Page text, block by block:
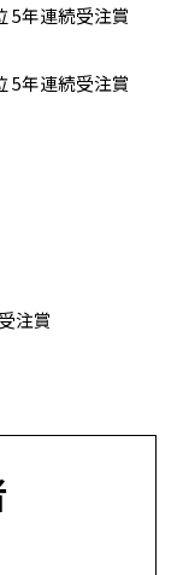
5年連続受注賞
5年連続受注賞
注賞